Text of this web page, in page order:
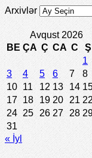
Arxivlər
Avqust 2026
BE ÇA Ç CA C Ş
1
3
4 5 6 7 8
10 11 12 13 14
17 18 19 20 21
24 25 26 27 28
31
« İyl